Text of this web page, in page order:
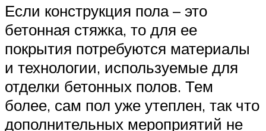
Если конструкция пола – это
бетонная стяжка, то для ее
покрытия потребуются материалы
и технологии, используемые для
отделки бетонных полов. Тем
более, сам пол уже утеплен, так что
дополнительных мероприятий не